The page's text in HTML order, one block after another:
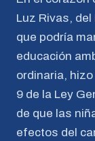
Luz Rivas,
que podría
educación
ordinaria,
9 de la Ley
de que las
efectos del